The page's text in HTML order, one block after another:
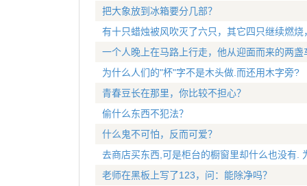
把大象放到冰箱要分几部？
有十只蜡烛被风吹灭了六只，其它四只继续燃烧
一个人晚上在马路上行走，他从迎面而来的两
为什么人们的"杯"字不是木头做.而还用木字旁?
青春豆长在那里，你比较不担心？
偷什么东西不犯法？
什么鬼不可怕，反而可爱？
去商店买东西,可是柜台的橱窗里却什么也没有.
老师在黑板上写了123，问：能除净吗？